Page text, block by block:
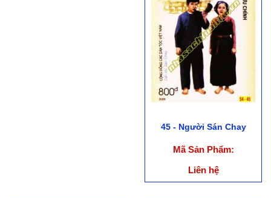
45 - Người Sán Chay
Mã Sản Phẩm:
Liên hệ